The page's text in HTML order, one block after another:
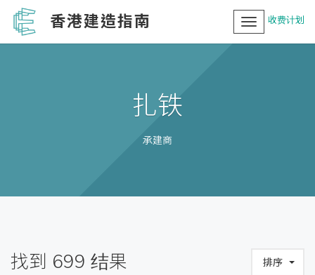
香港建造指南 收费计划
Toggle
navigation
扎铁
承建商
找到 699 结果 排序